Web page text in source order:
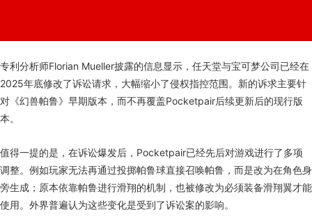
专利分析师Florian Mueller披露的信息显示，任天堂与宝可梦公司已经在
2025年底修改了诉讼请求，大幅缩小了侵权指控范围。新的诉求主要针
对《幻兽帕鲁》早期版本，而不再覆盖Pocketpair后续更新后的现行版
本。
值得一提的是，在诉讼爆发后，Pocketpair已经先后对游戏进行了多项
调整。例如玩家无法再通过投掷帕鲁球直接召唤帕鲁，而是改为在角色身
旁生成；原本依靠帕鲁进行滑翔的机制，也被修改为必须装备滑翔翼才能
使用。外界普遍认为这些变化是受到了诉讼案的影响。